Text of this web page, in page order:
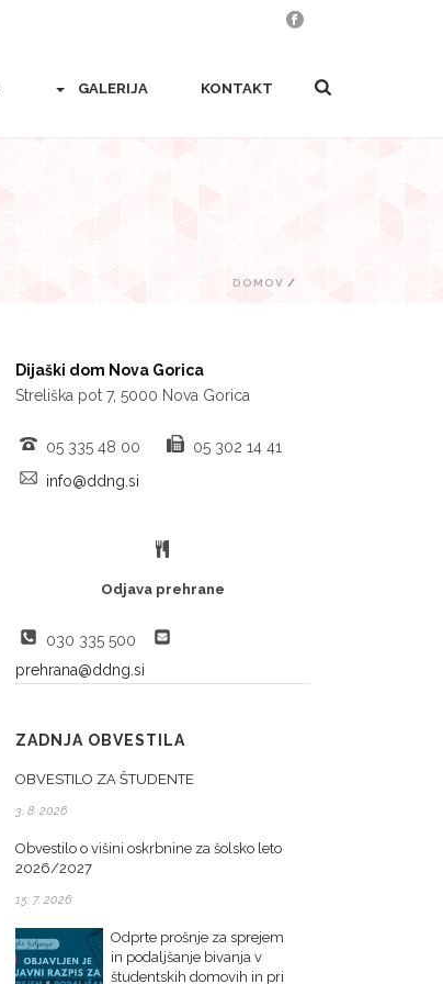
GALERIJA KONTAKT
DOMOV /
Dijaški dom Nova Gorica
Streliška pot 7, 5000 Nova Gorica
05 335 48 00
05 302 14 41
info@ddng.si
Odjava prehrane
030 335 500
prehrana@ddng.si
ZADNJA OBVESTILA
OBVESTILO ZA ŠTUDENTE
3. 8. 2026
Obvestilo o višini oskrbnine za šolsko leto
2026/2027
15. 7. 2026
Odprte prošnje za sprejem
in podaljšanje bivanja v
študentskih domovih in pri